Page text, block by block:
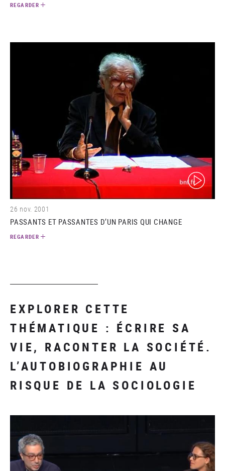
REGARDER
(video)
26 nov. 2001
PASSANTS ET PASSANTES D’UN PARIS QUI CHANGE
REGARDER
EXPLORER CETTE
THÉMATIQUE : ÉCRIRE SA
VIE, RACONTER LA SOCIÉTÉ.
L’AUTOBIOGRAPHIE AU
RISQUE DE LA SOCIOLOGIE